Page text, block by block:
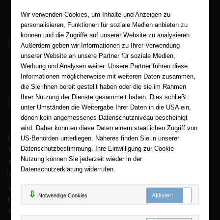
service@aha-buch.de
05563 / 9996039
AHA-BUCH GmbH
Garlebsen 48
Wir sind gerne für Sie persönlich da.
Über AHA-BUCH
AGB
Impressum
Widerruf
Hilfe
Wir verwenden Cookies, um Inhalte und Anzeigen zu
personalisieren, Funktionen für soziale Medien anbieten zu
können und die Zugriffe auf unserer Website zu analysieren.
Außerdem geben wir Informationen zu Ihrer Verwendung
unserer Website an unsere Partner für soziale Medien,
Werbung und Analysen weiter. Unsere Partner führen diese
Informationen möglicherweise mit weiteren Daten zusammen,
die Sie ihnen bereit gestellt haben oder die sie im Rahmen
Ihrer Nutzung der Dienste gesammelt haben. Dies schließt
unter Umständen die Weitergabe Ihrer Daten in die USA ein,
denen kein angemessenes Datenschutzniveau bescheinigt
wird. Daher könnten diese Daten einem staatlichen Zugriff von
US-Behörden unterliegen. Näheres finden Sie in unserer
Datenschutzbestimmung. Ihre Einwilligung zur Cookie-
Nutzung können Sie jederzeit wieder in der
Datenschutzerklärung widerrufen.
Notwendige Cookies